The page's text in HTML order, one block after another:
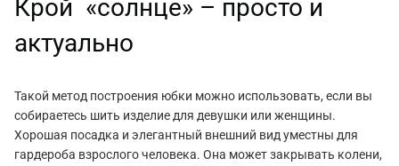
Крой «солнце» – просто и
актуально
Такой метод построения юбки можно использовать, если вы
собираетесь шить изделие для девушки или женщины.
Хорошая посадка и элегантный внешний вид уместны для
гардероба взрослого человека. Она может закрывать колени,